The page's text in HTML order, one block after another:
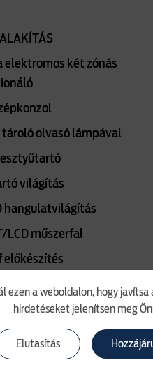
elektromos két zónás
tároló olvasó lámpával
világítás
hangulatvilágítás
LCD műszerfal
előkészítés
elsötétedő belső
tükör
utasoldali napellenző
ezen a weboldalon, hogy
hirdetéseket jelenítsen meg
Elutasítás